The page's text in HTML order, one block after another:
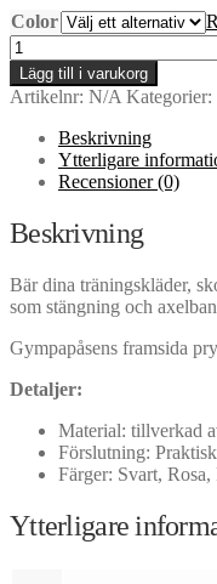
Color
CheerUp
Bling
Bag
mängd
Lägg till i varukorg
Artikelnr: N/A Kategorier:
Beskrivning
Ytterligare
Recensioner (0)
Beskrivning
Bär dina träningskläder,
som stängning och
Gympapåsens framsida
Detaljer:
Material: tillverkad
Förslutning:
Färger: Svart,
Ytterligare